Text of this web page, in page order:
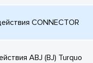
CONNECTOR
ABJ (BJ) Turquo